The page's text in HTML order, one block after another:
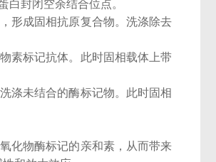
封闭空余结合位点。
形成固相抗原复合物。洗涤除去
素标记抗体。此时固相载体上带
涤未结合的酶标记物。此时固相
化物酶标记的亲和素，从而带来